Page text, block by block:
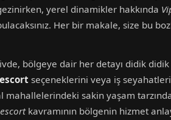
yerel dinamikler hakkında
Her bir makale, size bu
bölgeye dair her detayı didik
seçeneklerini veya iş
mahallelerindeki sakin yaşam
kavramının bölgenin hizmet